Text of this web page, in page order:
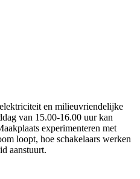
en milieuvriendelijke
van 15.00-16.00 uur kan
experimenteren met
loopt, hoe schakelaars werken
aanstuurt.